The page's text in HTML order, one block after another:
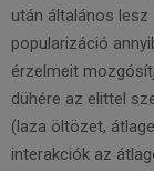
után általános lesz
popularizáció
érzelmeit
dühére az elittel
(laza öltözet,
interakciók az